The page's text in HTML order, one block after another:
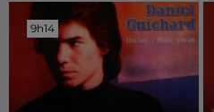
9h14
9h14